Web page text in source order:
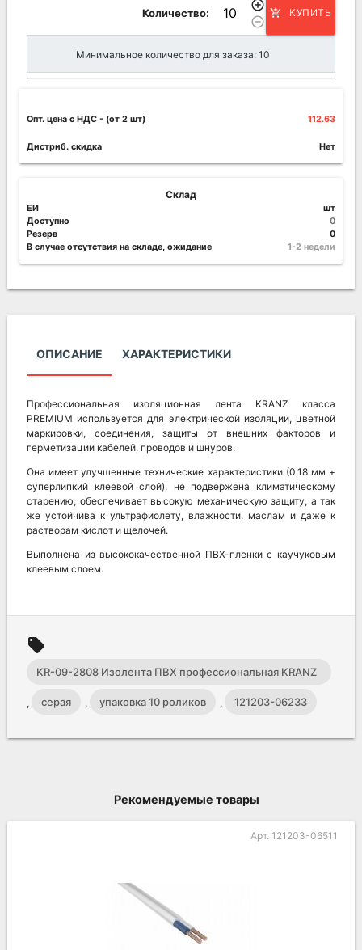
Количество:
add_circle_outline
remove_circle_outline
add_shopping_cart КУПИТЬ
Минимальное количество для заказа: 10
Опт. цена c НДС - (от 2 шт) 112.63
Дистриб. скидка Нет
Склад
ЕИ
шт
Доступно
0
Резерв
0
В случае отсутствия на складе, ожидание
1-2 недели
ОПИСАНИЕ ХАРАКТЕРИСТИКИ
Профессиональная изоляционная лента KRANZ класса
PREMIUM используется для электрической изоляции, цветной
маркировки, соединения, защиты от внешних факторов и
герметизации кабелей, проводов и шнуров.
Она имеет улучшенные технические характеристики (0,18 мм +
суперлипкий клеевой слой), не подвержена климатическому
старению, обеспечивает высокую механическую защиту, а так
же устойчива к ультрафиолету, влажности, маслам и даже к
растворам кислот и щелочей.
Выполнена из высококачественной ПВХ-пленки с каучуковым
клеевым слоем.
local_offer
KR-09-2808 Изолента ПВХ профессиональная KRANZ
0.18 х 19 мм х 20 м
, серая , упаковка 10 роликов , 121203-06233
Рекомендуемые товары
Арт. 121203-06511